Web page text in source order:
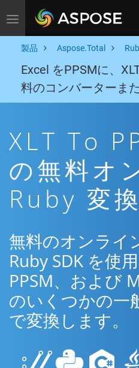
Toggle navigation
製品 Aspose.Total
Excel をPPSMに、
料のコンバーターま
XLT To
の無料オ
Ruby 変
無料のオンライ
Ruby SDK を使
PPSM、および
のいくつかの一
で変換します。